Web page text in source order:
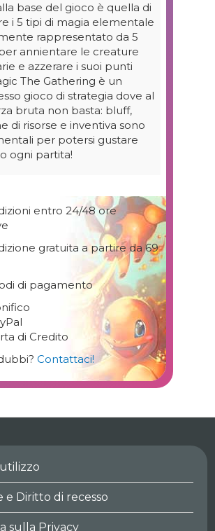
entro 24/48 ore
gratuita a partire da 69
di pagamento
di Credito
Contattaci!
base del gioco è quella di
i 5 tipi di magia elementale
rappresentato da 5
annientare le creature
e azzerare i suoi punti
The Gathering è un
gioco di strategia dove al
bruta non basta: bluff,
di risorse e inventiva sono
per potersi gustare
ogni partita!
e Diritto di recesso
sulla Privacy